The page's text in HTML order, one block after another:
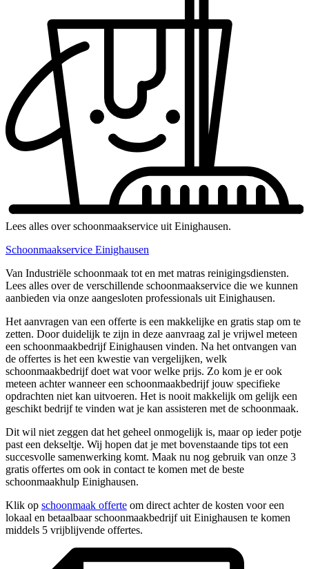
Lees alles over schoonmaakservice uit Einighausen.
Schoonmaakservice Einighausen
Van Industriële schoonmaak tot en met matras reinigingsdiensten.
Lees alles over de verschillende schoonmaakservice die we kunnen
aanbieden via onze aangesloten professionals uit Einighausen.
Het aanvragen van een offerte is een makkelijke en gratis stap om te
zetten. Door duidelijk te zijn in deze aanvraag zal je vrijwel meteen
een schoonmaakbedrijf Einighausen vinden. Na het ontvangen van
de offertes is het een kwestie van vergelijken, welk
schoonmaakbedrijf doet wat voor welke prijs. Zo kom je er ook
meteen achter wanneer een schoonmaakbedrijf jouw specifieke
opdrachten niet kan uitvoeren. Het is nooit makkelijk om gelijk een
geschikt bedrijf te vinden wat je kan assisteren met de schoonmaak.
Dit wil niet zeggen dat het geheel onmogelijk is, maar op ieder potje
past een dekseltje. Wij hopen dat je met bovenstaande tips tot een
succesvolle samenwerking komt. Maak nu nog gebruik van onze 3
gratis offertes om ook in contact te komen met de beste
schoonmaakhulp Einighausen.
Klik op schoonmaak offerte om direct achter de kosten voor een
lokaal en betaalbaar schoonmaakbedrijf uit Einighausen te komen
middels 5 vrijblijvende offertes.